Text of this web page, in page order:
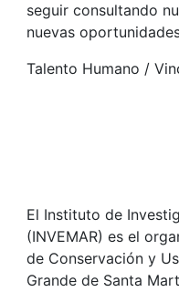
seguir consultando
nuevas
Talento Humano /
El Instituto de
(INVEMAR) es el
de Conservación y
Grande de Santa